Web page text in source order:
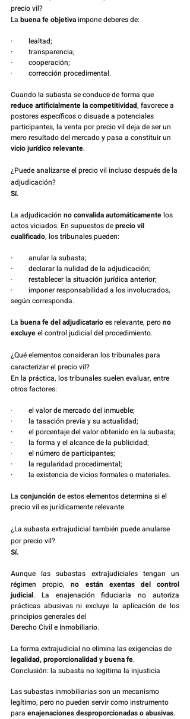
precio vil?
La buena fe objetiva impone deberes de:
·         lealtad;
·         transparencia;
·         cooperación;
·         corrección procedimental.
Cuando la subasta se conduce de forma que
reduce artificialmente la competitividad, favorece a
postores específicos o disuade a potenciales
participantes, la venta por precio vil deja de ser un
mero resultado del mercado y pasa a constituir un
vicio jurídico relevante.
¿Puede analizarse el precio vil incluso después de la
adjudicación?
Sí.
La adjudicación no convalida automáticamente los
actos viciados. En supuestos de precio vil
cualificado, los tribunales pueden:
·         anular la subasta;
·         declarar la nulidad de la adjudicación;
·         restablecer la situación jurídica anterior;
·         imponer responsabilidad a los involucrados,
según corresponda.
La buena fe del adjudicatario es relevante, pero no
excluye el control judicial del procedimiento.
¿Qué elementos consideran los tribunales para
caracterizar el precio vil?
En la práctica, los tribunales suelen evaluar, entre
otros factores:
·         el valor de mercado del inmueble;
·         la tasación previa y su actualidad;
·         el porcentaje del valor obtenido en la subasta;
·         la forma y el alcance de la publicidad;
·         el número de participantes;
·         la regularidad procedimental;
·         la existencia de vicios formales o materiales.
La conjunción de estos elementos determina si el
precio vil es jurídicamente relevante.
¿La subasta extrajudicial también puede anularse
por precio vil?
Sí.
Aunque las subastas extrajudiciales tengan un
régimen propio, no están exentas del control
judicial. La enajenación fiduciaria no autoriza
prácticas abusivas ni excluye la aplicación de los
principios generales del
Derecho Civil e Inmobiliario.
La forma extrajudicial no elimina las exigencias de
legalidad, proporcionalidad y buena fe.
Conclusión: la subasta no legitima la injusticia
Las subastas inmobiliarias son un mecanismo
legítimo, pero no pueden servir como instrumento
para enajenaciones desproporcionadas o abusivas.